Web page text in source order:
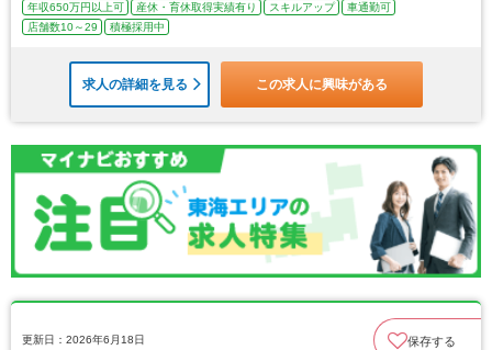
年収650万円以上可 産休・育休取得実績有り スキルアップ
車通勤可
店舗数10～29
積極採用中
求人の詳細を見る この求人に興味がある
更新日：2026年6月18日 保存する